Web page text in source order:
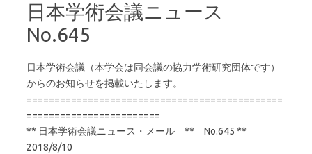
日本学術会議ニュース
No.645
日本学術会議（本学会は同会議の協力学術研究団体です）
からのお知らせを掲載いたします。
==============================================
========================
** 日本学術会議ニュース・メール ** No.645 **
2018/8/10